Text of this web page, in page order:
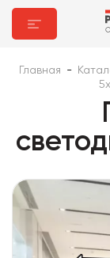
Главная -